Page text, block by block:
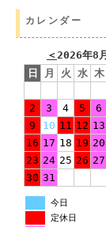
カレンダー
＜2026年8月
日
月 火 水 木
2
3 4 5 6
9
10 11 12 13
16 17 18 19 20
23 24 25 26 27
30 31
今日
定休日